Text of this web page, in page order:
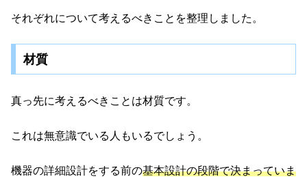
それぞれについて考えるべきことを整理しました。
材質
真っ先に考えるべきことは材質です。
これは無意識でいる人もいるでしょう。
機器の詳細設計をする前の基本設計の段階で決まっていま